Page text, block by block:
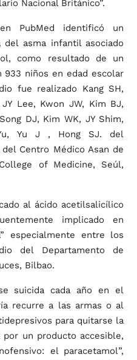
Nacional Británico”.
PubMed identificó un
asma infantil asociado
como resultado de un
933 niños en edad escolar
fue realizado Kang SH,
Lee, Kwon JW, Kim BJ,
DJ, Kim WK, JY Shim,
Yu J , Hong SJ. del
Centro Médico Asan de
of Medicine, Seúl,
al ácido acetilsalicílico
implicado en
especialmente entre los
del Departamento de
Bilbao.
suicida cada año en el
recurre a las armas o al
para quitarse la
un producto accesible,
el paracetamol”,